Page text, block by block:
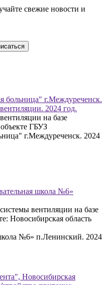
свежие новости и
больница" г.Междуреченск.
2024 год.
на базе
ГБУЗ
г.Междуреченск. 2024
школа №6»
вентиляции на базе
Новосибирская область
№6» п.Ленинский. 2024
Новосибирская